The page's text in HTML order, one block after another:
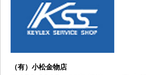
（有）小松金物店